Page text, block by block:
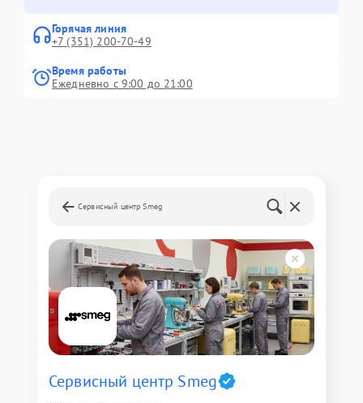
Горячая линия
+7 (351) 200-70-49
Время работы
Ежедневно с 9:00 до 21:00
Сервисный центр Smeg
Сервисный центр Smeg